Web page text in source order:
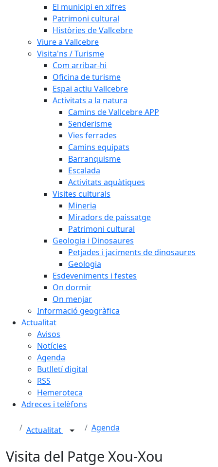
El municipi en xifres
Patrimoni cultural
Històries de Vallcebre
Viure a Vallcebre
Visita'ns / Turisme
Com arribar-hi
Oficina de turisme
Espai actiu Vallcebre
Activitats a la natura
Camins de Vallcebre APP
Senderisme
Vies ferrades
Camins equipats
Barranquisme
Escalada
Activitats aquàtiques
Visites culturals
Mineria
Miradors de paissatge
Patrimoni cultural
Geologia i Dinosaures
Petjades i jaciments de dinosaures
Geologia
Esdeveniments i festes
On dormir
On menjar
Informació geogràfica
Actualitat
Avisos
Notícies
Agenda
Butlletí digital
RSS
Hemeroteca
Adreces i telèfons
Actualitat Agenda
Visita del Patge Xou-Xou